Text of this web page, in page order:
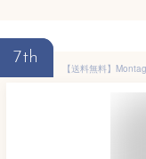
7th